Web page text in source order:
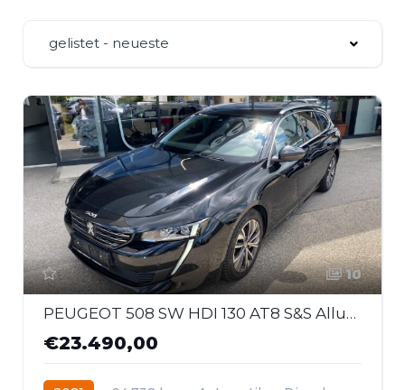
gelistet - neueste
10
PEUGEOT 508 SW HDI 130 AT8 S&S Allure Pack Autom.
€23.490,00